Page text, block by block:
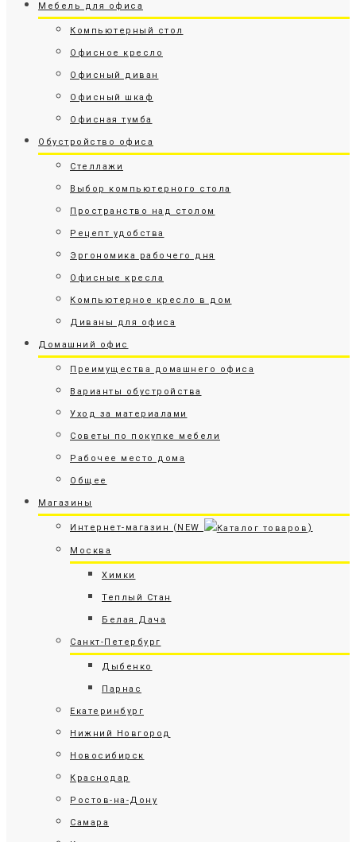
Мебель для офиса
Компьютерный стол
Офисное кресло
Офисный диван
Офисный шкаф
Офисная тумба
Обустройство офиса
Стеллажи
Выбор компьютерного стола
Пространство над столом
Рецепт удобства
Эргономика рабочего дня
Офисные кресла
Компьютерное кресло в дом
Диваны для офиса
Домашний офис
Преимущества домашнего офиса
Варианты обустройства
Уход за материалами
Советы по покупке мебели
Рабочее место дома
Общее
Магазины
Интернет-магазин (NEW )
Москва
Химки
Теплый Стан
Белая Дача
Санкт-Петербург
Дыбенко
Парнас
Екатеринбург
Нижний Новгород
Новосибирск
Краснодар
Ростов-на-Дону
Самара